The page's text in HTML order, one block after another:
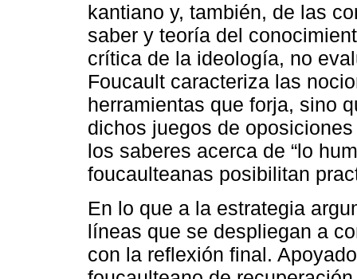
kantiano y, también, de las
saber y teoría del
crítica de la ideología, no
Foucault caracteriza las
herramientas que forja, sino
dichos juegos de
los saberes acerca de “lo
foucaulteanas posibilitan
En lo que a la estrategia
líneas que se despliegan a
con la reflexión final.